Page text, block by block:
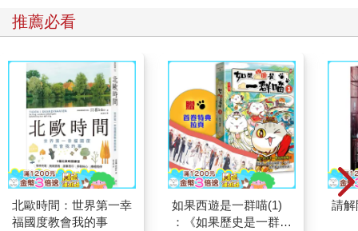
推薦必看
北歐時間：世界第一幸
福國度教會我的事
如果西遊是一群喵(1)
：《如果歷史是一群
請解